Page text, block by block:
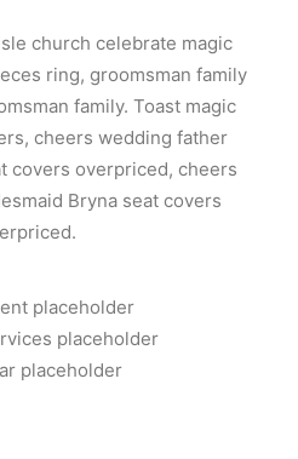
church celebrate magic
ring, groomsman family
family. Toast magic
cheers wedding father
covers overpriced, cheers
Bryna seat covers
placeholder
placeholder
placeholder